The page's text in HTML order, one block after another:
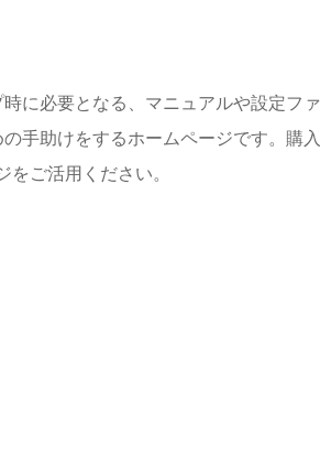
に必要となる、マニュアルや設定フ
手助けをするホームページです。購
ご活用ください。